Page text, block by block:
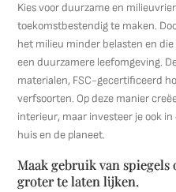
Kies voor duurzame en
toekomstbestendig te maken.
het milieu minder belasten en die
een duurzamere leefomgeving.
materialen, FSC-gecertificeerd
verfsoorten. Op deze manier
interieur, maar investeer je ook
huis en de planeet.
Maak gebruik van
groter te laten lijken.